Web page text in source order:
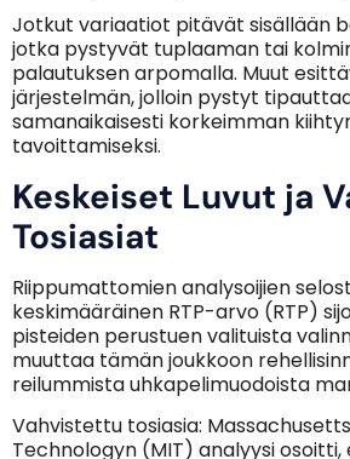
Jotkut variaatiot pitävät sisällään
jotka pystyvät tuplaaman tai
palautuksen arpomalla. Muut
järjestelmän, jolloin pystyt
samanaikaisesti korkeimman
tavoittamiseksi.
Keskeiset Luvut ja
Tosiasiat
Riippumattomien analysoijien
keskimääräinen RTP-arvo (RTP)
pisteiden perustuen valituista
muuttaa tämän joukkoon
reilummista uhkapelimuodoista
Vahvistettu tosiasia:
Technologyn (MIT) analyysi